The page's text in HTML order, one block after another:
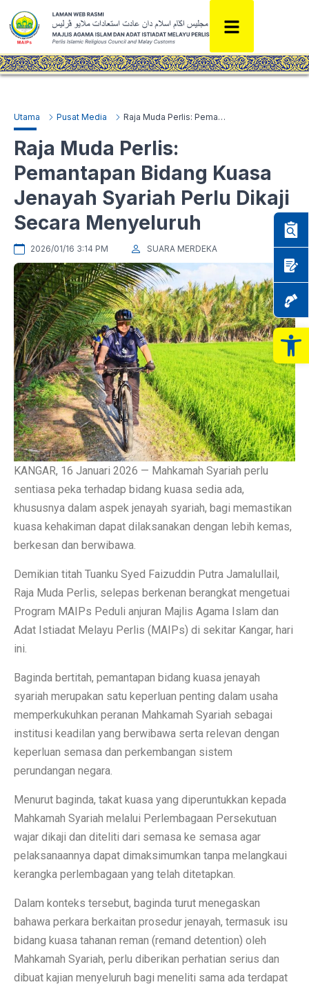
Utama Pusat Media Raja Muda Perlis: Pemantapan Bidang Kuasa Jenayah Syariah Perlu Dikaji Secara Menyeluruh
Raja Muda Perlis:
Pemantapan Bidang Kuasa
Jenayah Syariah Perlu Dikaji
Secara Menyeluruh
2026/01/16 3:14 PM SUARA MERDEKA
KANGAR, 16 Januari 2026 — Mahkamah Syariah perlu
sentiasa peka terhadap bidang kuasa sedia ada,
khususnya dalam aspek jenayah syariah, bagi memastikan
kuasa kehakiman dapat dilaksanakan dengan lebih kemas,
berkesan dan berwibawa.
Demikian titah Tuanku Syed Faizuddin Putra Jamalullail,
Raja Muda Perlis, selepas berkenan berangkat mengetuai
Program MAIPs Peduli anjuran Majlis Agama Islam dan
Adat Istiadat Melayu Perlis (MAIPs) di sekitar Kangar, hari
ini.
Baginda bertitah, pemantapan bidang kuasa jenayah
syariah merupakan satu keperluan penting dalam usaha
memperkukuhkan peranan Mahkamah Syariah sebagai
institusi keadilan yang berwibawa serta relevan dengan
keperluan semasa dan perkembangan sistem
perundangan negara.
Menurut baginda, takat kuasa yang diperuntukkan kepada
Mahkamah Syariah melalui Perlembagaan Persekutuan
wajar dikaji dan diteliti dari semasa ke semasa agar
pelaksanaannya dapat dimaksimumkan tanpa melangkaui
kerangka perlembagaan yang telah ditetapkan.
Dalam konteks tersebut, baginda turut menegaskan
bahawa perkara berkaitan prosedur jenayah, termasuk isu
bidang kuasa tahanan reman (remand detention) oleh
Mahkamah Syariah, perlu diberikan perhatian serius dan
dibuat kajian menyeluruh bagi meneliti sama ada terdapat